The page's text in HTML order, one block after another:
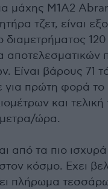
μάχης Μ1Α2
τζετ, είναι
120
Είναι βάρους 71
πρώτη φορά το
και τελική
ώρα.
από τα πιο ισχυρά
κόσμο. Εχει
πλήρωμα